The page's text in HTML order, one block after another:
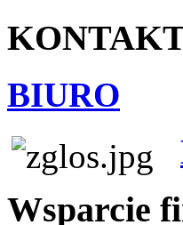
BIURO
Wsparcie